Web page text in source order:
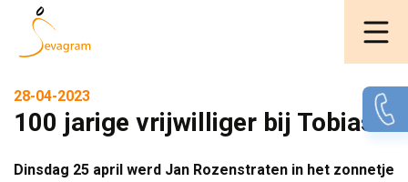
28-04-2023
100 jarige vrijwilliger bij Tobias
Dinsdag 25 april werd Jan Rozenstraten in het zonnetje